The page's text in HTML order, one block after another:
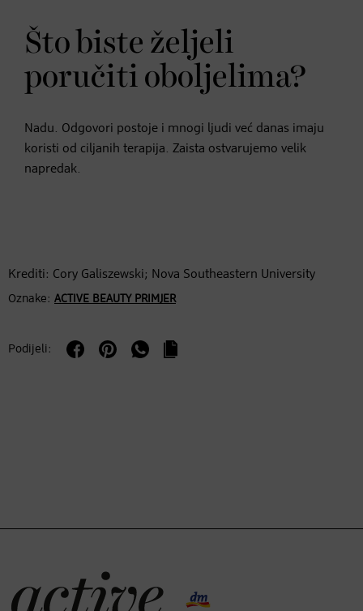
Što biste željeli
poručiti oboljelima?
Nadu. Odgovori postoje i mnogi ljudi već danas imaju
koristi od ciljanih terapija. Zaista ostvarujemo velik
napredak.
Krediti: Cory Galiszewski; Nova Southeastern University
Oznake: ACTIVE BEAUTY PRIMJER
Podijeli: